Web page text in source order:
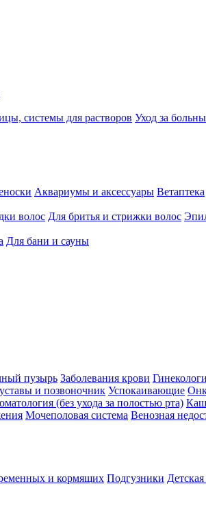
системы для растворов Уход за
Аквариумы и аксессуары Ветаптека
волос Для бритья и стрижки волос
Для бани и сауны
пузырь Заболевания крови
и позвоночник Успокаивающие
(без ухода за полостью рта)
Мочеполовая система Венозная
и кормящих Подгузники